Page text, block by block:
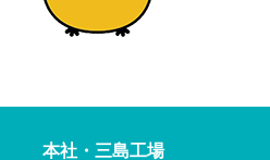
本社・三島工場